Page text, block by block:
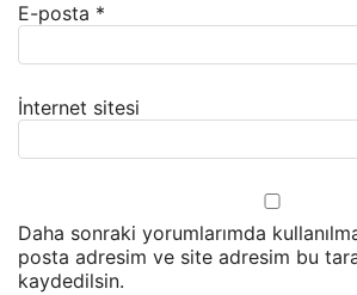
E-posta *
İnternet sitesi
Daha sonraki yorumlarımda
posta adresim ve site adresim bu
kaydedilsin.